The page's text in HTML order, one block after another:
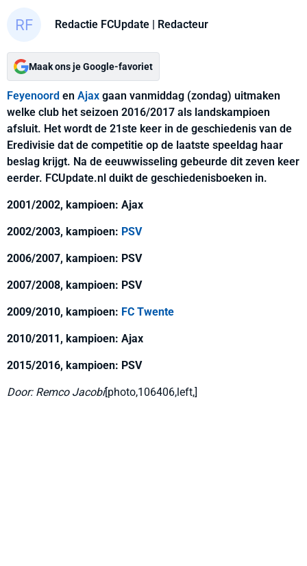
Redactie FCUpdate | Redacteur
Maak ons je Google-favoriet
Feyenoord en Ajax gaan vanmiddag (zondag) uitmaken
welke club het seizoen 2016/2017 als landskampioen
afsluit. Het wordt de 21ste keer in de geschiedenis van de
Eredivisie dat de competitie op de laatste speeldag haar
beslag krijgt. Na de eeuwwisseling gebeurde dit zeven keer
eerder. FCUpdate.nl duikt de geschiedenisboeken in.
2001/2002, kampioen: Ajax
2002/2003, kampioen: PSV
2006/2007, kampioen: PSV
2007/2008, kampioen: PSV
2009/2010, kampioen: FC Twente
2010/2011, kampioen: Ajax
2015/2016, kampioen: PSV
Door: Remco Jacobi[photo,106406,left,]